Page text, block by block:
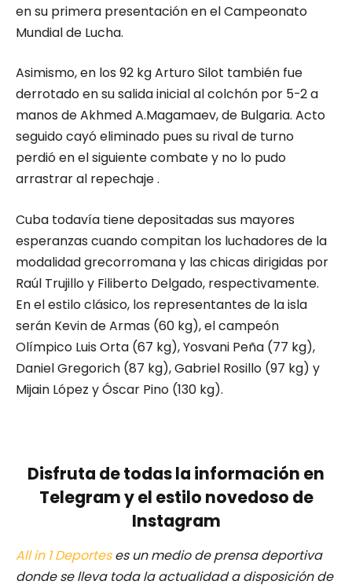
en su primera presentación en el Campeonato
Mundial de Lucha.
Asimismo, en los 92 kg Arturo Silot también fue
derrotado en su salida inicial al colchón por 5-2 a
manos de Akhmed A.Magamaev, de Bulgaria. Acto
seguido cayó eliminado pues su rival de turno
perdió en el siguiente combate y no lo pudo
arrastrar al repechaje .
Cuba todavía tiene depositadas sus mayores
esperanzas cuando compitan los luchadores de la
modalidad grecorromana y las chicas dirigidas por
Raúl Trujillo y Filiberto Delgado, respectivamente.
En el estilo clásico, los representantes de la isla
serán Kevin de Armas (60 kg), el campeón
Olímpico Luis Orta (67 kg), Yosvani Peña (77 kg),
Daniel Gregorich (87 kg), Gabriel Rosillo (97 kg) y
Mijain López y Óscar Pino (130 kg).
Disfruta de todas la información en
Telegram y el estilo novedoso de
Instagram
All in 1 Deporteses un medio de prensa deportiva
donde se lleva toda la actualidad a disposición de